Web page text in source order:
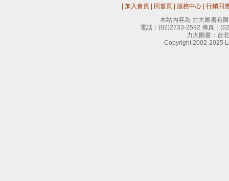
加入會員 回首頁 服務中心
行銷回
本站內容為 力大圖書有
電話： (02)2733-2592 傳真：
力大圖書：台
Copyright 2002-2025